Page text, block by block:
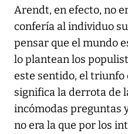
Arendt, en efecto, no
confería al individuo
pensar que el mundo
lo plantean los
este sentido, el triunfo
significa la derrota de
incómodas preguntas
no era la que por los